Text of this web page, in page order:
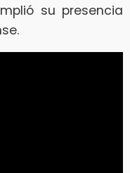
su presencia